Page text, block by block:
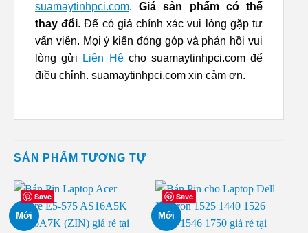
suamaytinhpci.com.Giá sản phẩm có thể
thay đổi. Để có giá chính xác vui lòng gặp tư
vấn viên. Mọi ý kiến đóng góp và phản hồi vui
lòng gửi
Liên Hệcho suamaytinhpci.com để
điều chỉnh. suamaytinhpci.com xin cảm ơn.
SẢN PHẨM TƯƠNG TỰ
Save
Mới
Save
Mới